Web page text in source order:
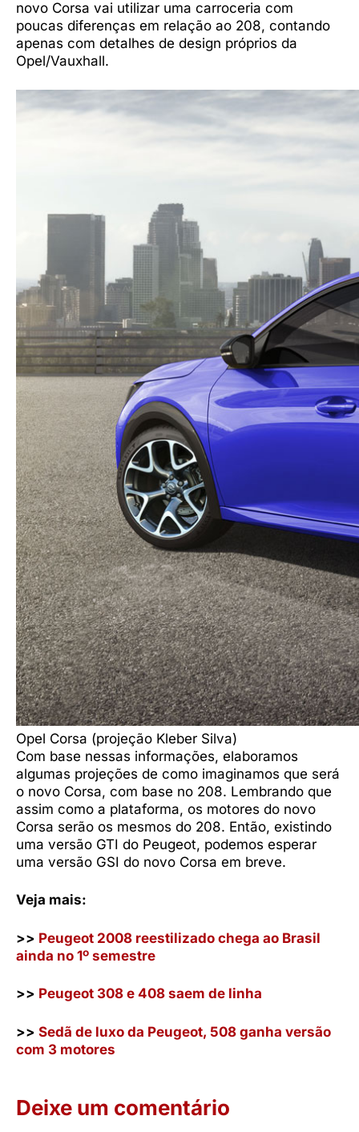
novo Corsa vai utilizar uma carroceria com
poucas diferenças em relação ao 208, contando
apenas com detalhes de design próprios da
Opel/Vauxhall.
Opel Corsa (projeção Kleber Silva)
Com base nessas informações, elaboramos
algumas projeções de como imaginamos que será
o novo Corsa, com base no 208. Lembrando que
assim como a plataforma, os motores do novo
Corsa serão os mesmos do 208. Então, existindo
uma versão GTI do Peugeot, podemos esperar
uma versão GSI do novo Corsa em breve.
Veja mais:
>> Peugeot 2008 reestilizado chega ao Brasil
ainda no 1º semestre
>> Peugeot 308 e 408 saem de linha
>> Sedã de luxo da Peugeot, 508 ganha versão
com 3 motores
Deixe um comentário